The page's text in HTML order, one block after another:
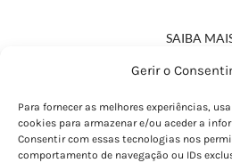
Gerir o
Para fornecer as melhores experiências,
cookies para armazenar e/ou aceder a
Consentir com essas tecnologias nos
comportamento de navegação ou IDs
SAIBA
Política de
Termos e
Perguntas
Custos de